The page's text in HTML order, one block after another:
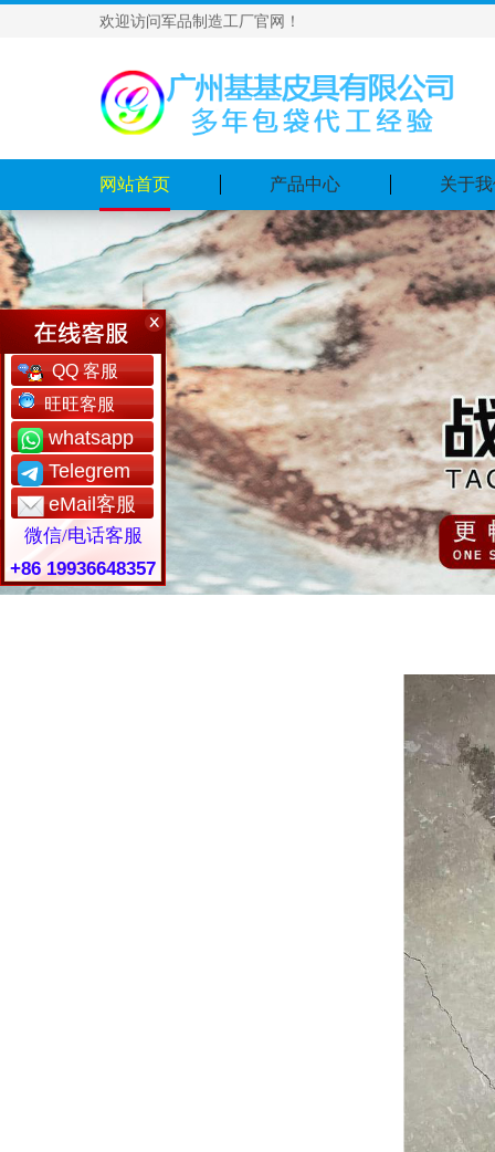
欢迎访问军品制造工厂官网！
网站首页 产品中心 关于
QQ 客服
旺旺客服
whatsapp
Telegrem
eMail客服
微信/电话客服
+86 19936648357